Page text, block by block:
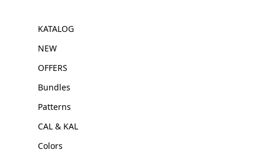
KATALOG
NEW
OFFERS
Bundles
Patterns
CAL & KAL
Colors